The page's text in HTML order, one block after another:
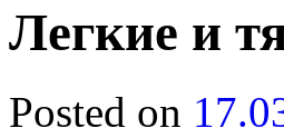
Легкие и
Posted on